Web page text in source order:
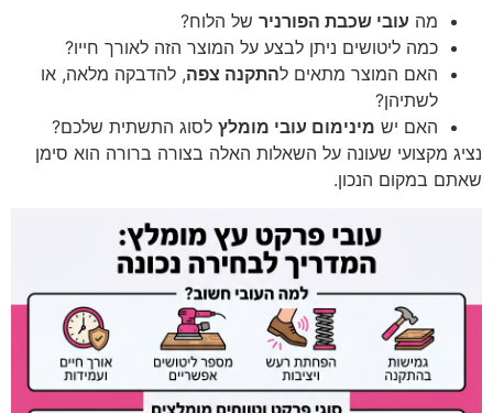
מה עובי שכבת הפורנירשל הלוח?
כמה ליטושים ניתן לבצע על המוצר הזה לאורך חייו?
האם המוצר מתאים להתקנה צפה, להדבקה מלאה, או
לשתיהן?
האם יש מינימום עובי מומלץלסוג התשתית שלכם?
נציג מקצועי שעונה על השאלות האלה בצורה ברורה הוא סימן
שאתם במקום הנכון.